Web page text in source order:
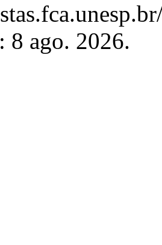
8 ago. 2026.